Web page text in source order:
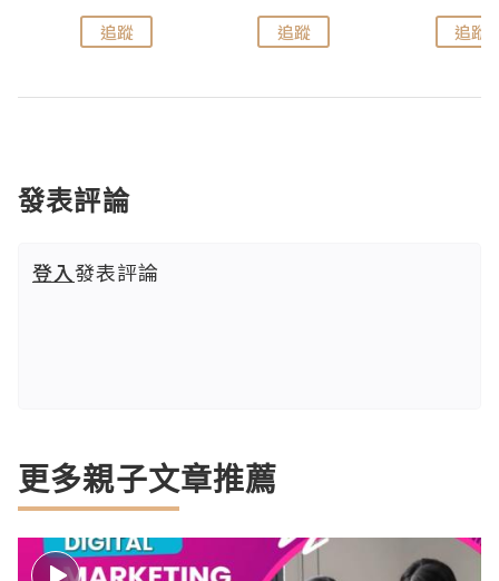
追蹤 追蹤 追蹤
發表評論
登入發表評論
更多親子文章推薦